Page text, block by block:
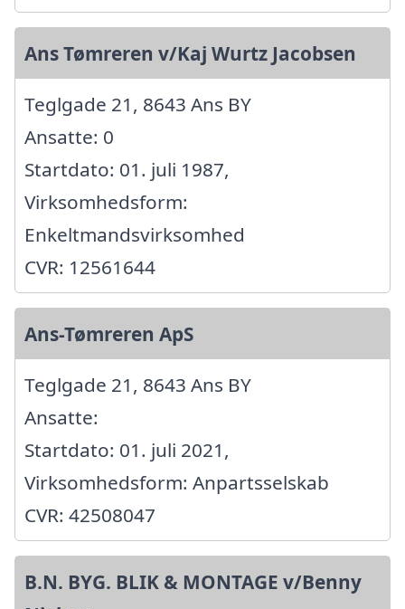
Ans Tømreren v/Kaj Wurtz Jacobsen
Teglgade 21, 8643 Ans BY
Ansatte: 0
Startdato: 01. juli 1987,
Virksomhedsform:
Enkeltmandsvirksomhed
CVR: 12561644
Ans-Tømreren ApS
Teglgade 21, 8643 Ans BY
Ansatte:
Startdato: 01. juli 2021,
Virksomhedsform: Anpartsselskab
CVR: 42508047
B.N. BYG. BLIK & MONTAGE v/Benny